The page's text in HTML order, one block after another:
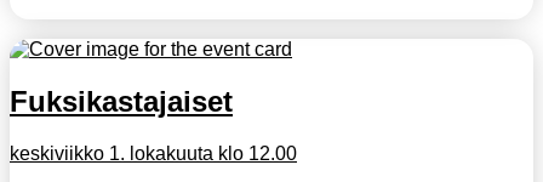
Fuksikastajaiset
keskiviikko 1. lokakuuta klo 12.00